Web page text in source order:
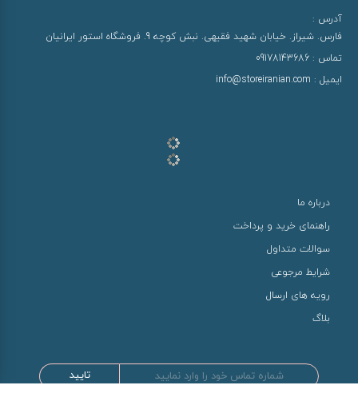
آدرس :
فارس. شیراز. خیابان شهید فقیهی. نبش کوچه 9. فروشگاه استور ایرانیان
تماس : 09178143686
ایمیل : info@storeiranian.com
درباره ما
راهنمای خرید و پرداخت
سوالات متداول
شرایط مرجوعی
رویه های ارسال
بلاگ
تایید